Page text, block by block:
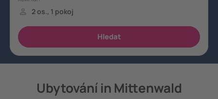
Ubytování in Mittenwald